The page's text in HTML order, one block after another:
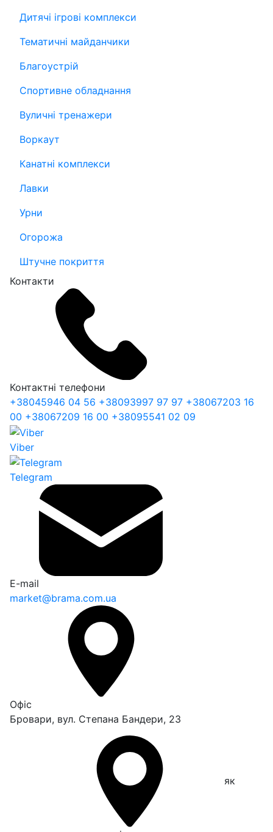
Дитячі ігрові комплекси
Тематичні майданчики
Благоустрій
Спортивне обладнання
Вуличні тренажери
Воркаут
Канатні комплекси
Лавки
Урни
Огорожа
Штучне покриття
Контакти
Контактні телефони
+38045946 04 56 +38093997 97 97 +38067203 16
00 +38067209 16 00 +38095541 02 09
Viber
Telegram
E-mail
market@brama.com.ua
Офіс
Бровари, вул. Степана Бандери, 23
як